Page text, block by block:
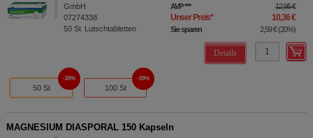
GmbH
07274338
50 St Lutschtabletten
AVP*** 12,95 €
Unser Preis* 10,36 €
Sie sparen 2,59 €(20%)
Details
50 St
20%
100 St
29%
MAGNESIUM DIASPORAL 150 Kapseln